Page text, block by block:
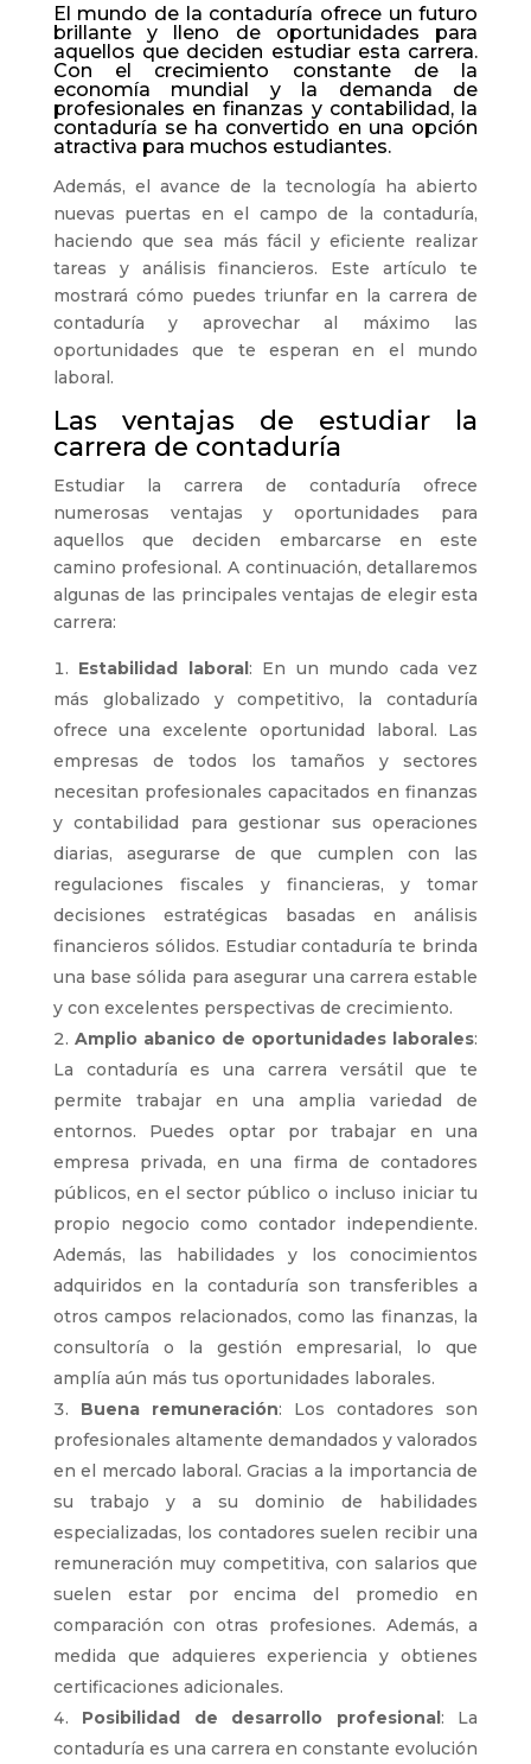
El mundo de la contaduría ofrece un futuro
brillante y lleno de oportunidades para
aquellos que deciden estudiar esta carrera.
Con el crecimiento constante de la
economía mundial y la demanda de
profesionales en finanzas y contabilidad, la
contaduría se ha convertido en una opción
atractiva para muchos estudiantes.
Además, el avance de la tecnología ha abierto
nuevas puertas en el campo de la contaduría,
haciendo que sea más fácil y eficiente realizar
tareas y análisis financieros. Este artículo te
mostrará cómo puedes triunfar en la carrera de
contaduría y aprovechar al máximo las
oportunidades que te esperan en el mundo
laboral.
Las ventajas de estudiar la
carrera de contaduría
Estudiar la carrera de contaduría ofrece
numerosas ventajas y oportunidades para
aquellos que deciden embarcarse en este
camino profesional. A continuación, detallaremos
algunas de las principales ventajas de elegir esta
carrera:
Estabilidad laboral: En un mundo cada vez
más globalizado y competitivo, la contaduría
ofrece una excelente oportunidad laboral. Las
empresas de todos los tamaños y sectores
necesitan profesionales capacitados en finanzas
y contabilidad para gestionar sus operaciones
diarias, asegurarse de que cumplen con las
regulaciones fiscales y financieras, y tomar
decisiones estratégicas basadas en análisis
financieros sólidos. Estudiar contaduría te brinda
una base sólida para asegurar una carrera estable
y con excelentes perspectivas de crecimiento.
Amplio abanico de oportunidades laborales:
La contaduría es una carrera versátil que te
permite trabajar en una amplia variedad de
entornos. Puedes optar por trabajar en una
empresa privada, en una firma de contadores
públicos, en el sector público o incluso iniciar tu
propio negocio como contador independiente.
Además, las habilidades y los conocimientos
adquiridos en la contaduría son transferibles a
otros campos relacionados, como las finanzas, la
consultoría o la gestión empresarial, lo que
amplía aún más tus oportunidades laborales.
Buena remuneración: Los contadores son
profesionales altamente demandados y valorados
en el mercado laboral. Gracias a la importancia de
su trabajo y a su dominio de habilidades
especializadas, los contadores suelen recibir una
remuneración muy competitiva, con salarios que
suelen estar por encima del promedio en
comparación con otras profesiones. Además, a
medida que adquieres experiencia y obtienes
certificaciones adicionales.
Posibilidad de desarrollo profesional: La
contaduría es una carrera en constante evolución